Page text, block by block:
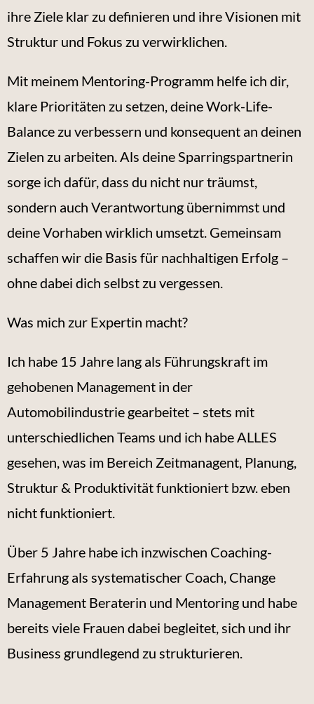
ihre Ziele klar zu definieren und ihre Visionen mit
Struktur und Fokus zu verwirklichen.
Mit meinem Mentoring-Programm helfe ich dir,
klare Prioritäten zu setzen, deine Work-Life-
Balance zu verbessern und konsequent an deinen
Zielen zu arbeiten. Als deine Sparringspartnerin
sorge ich dafür, dass du nicht nur träumst,
sondern auch Verantwortung übernimmst und
deine Vorhaben wirklich umsetzt. Gemeinsam
schaffen wir die Basis für nachhaltigen Erfolg –
ohne dabei dich selbst zu vergessen.
Was mich zur Expertin macht?
Ich habe 15 Jahre lang als Führungskraft im
gehobenen Management in der
Automobilindustrie gearbeitet – stets mit
unterschiedlichen Teams und ich habe ALLES
gesehen, was im Bereich Zeitmanagent, Planung,
Struktur & Produktivität funktioniert bzw. eben
nicht funktioniert.
Über 5 Jahre habe ich inzwischen Coaching-
Erfahrung als systematischer Coach, Change
Management Beraterin und Mentoring und habe
bereits viele Frauen dabei begleitet, sich und ihr
Business grundlegend zu strukturieren.